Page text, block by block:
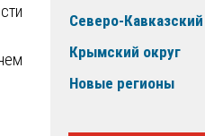
Северо-Кавказский
Крымский округ
Новые регионы